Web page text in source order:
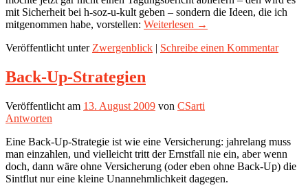
mit Sicherheit bei h-soz-u-kult geben – sondern die Ideen, die ich
mitgenommen habe, vorstellen: Weiterlesen →
Veröffentlicht unter Zwergenblick | Schreibe einen Kommentar
Back-Up-Strategien
Veröffentlicht am 13. August 2009 von CSarti
Antworten
Eine Back-Up-Strategie ist wie eine Versicherung: jahrelang muss
man einzahlen, und vielleicht tritt der Ernstfall nie ein, aber wenn
doch, dann wäre ohne Versicherung (oder eben ohne Back-Up) die
Sintflut nur eine kleine Unannehmlichkeit dagegen.